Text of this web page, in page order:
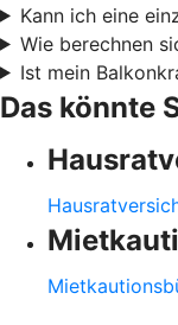
Kann ich eine
Wie berechnen
Ist mein
Das könnte